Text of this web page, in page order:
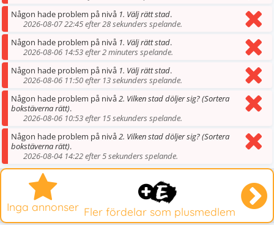
Någon hade problem på nivå 1. Välj rätt stad.
2026-08-07 22:45 efter 28 sekunders spelande.
Någon hade problem på nivå 1. Välj rätt stad.
2026-08-06 14:53 efter 2 minuters spelande.
Någon hade problem på nivå 1. Välj rätt stad.
2026-08-06 11:50 efter 13 sekunders spelande.
Någon hade problem på nivå2. Vilken stad döljer sig? (Sortera
bokstäverna rätt).
2026-08-06 10:53 efter 15 sekunders spelande.
Någon hade problem på nivå2. Vilken stad döljer sig? (Sortera
bokstäverna rätt).
2026-08-04 14:22 efter 5 sekunders spelande.
Inga annonser Fler fördelar som plusmedlem